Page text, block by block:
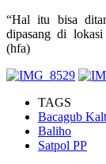
“Hal itu bisa
dipasang di lokasi
(hfa)
TAGS
Bacagub
Baliho
Satpol PP